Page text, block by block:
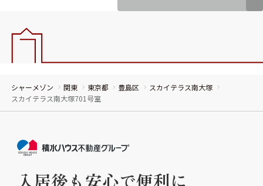
シャーメゾン 関東 東京都 豊島区
スカイテラス南大塚
スカイテラス南大塚701号室
入居後も安心で便利に